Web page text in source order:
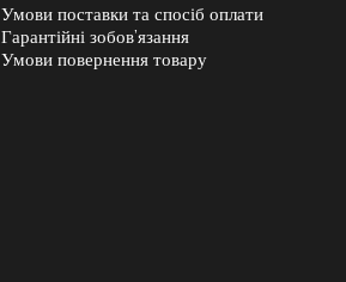
Умови поставки та спосіб оплати
Гарантійні зобов’язання
Умови повернення товару